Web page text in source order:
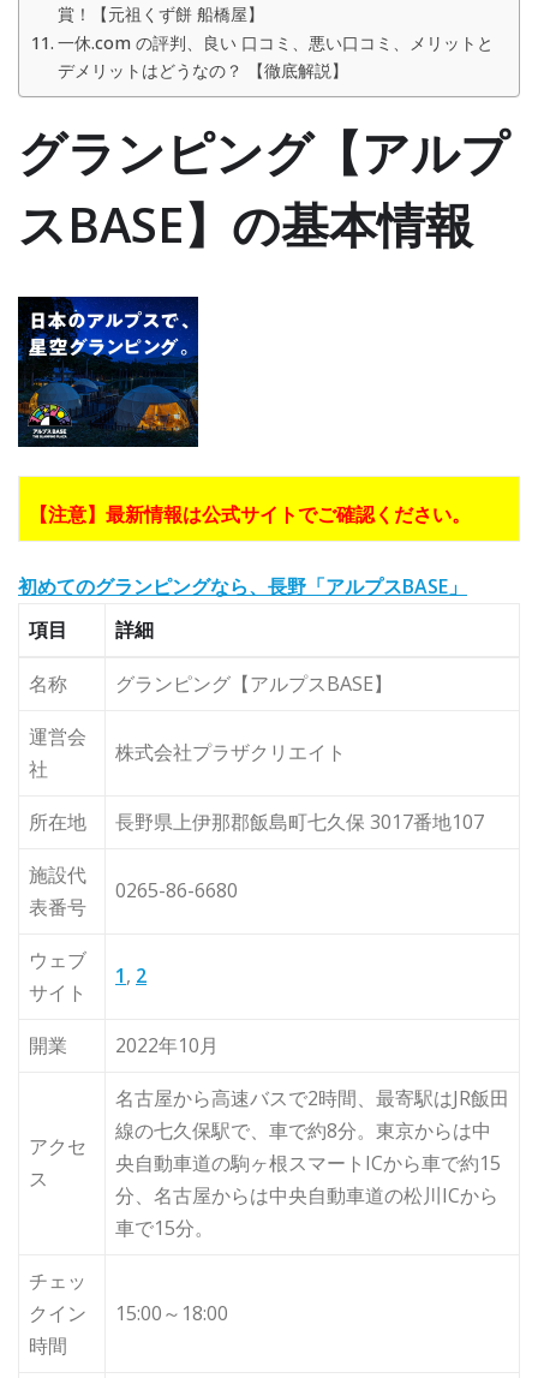
賞！【元祖くず餅 船橋屋】
一休.com の評判、良い 口コミ、悪い口コミ、メリットと
デメリットはどうなの？ 【徹底解説】
グランピング【アルプ
スBASE】の基本情報
【注意】最新情報は公式サイトでご確認ください。
初めてのグランピングなら、長野「アルプスBASE」
項目
詳細
名称
グランピング【アルプスBASE】
運営会
社
株式会社プラザクリエイト
所在地
長野県上伊那郡飯島町七久保 3017番地107
施設代
表番号
0265-86-6680
ウェブ
サイト
1, 2
開業 2022年10月
アクセ
ス
名古屋から高速バスで2時間、最寄駅はJR飯田
線の七久保駅で、車で約8分。東京からは中
央自動車道の駒ヶ根スマートICから車で約15
分、名古屋からは中央自動車道の松川ICから
車で15分。
チェッ
クイン
時間
15:00～18:00